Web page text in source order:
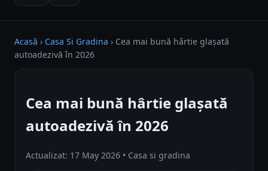
Acasă › Casa Si Gradina › Cea mai bună hârtie glașată
autoadezivă în 2026
Cea mai bună hârtie glașată
autoadezivă în 2026
Actualizat: 17 May 2026 • Casa si gradina